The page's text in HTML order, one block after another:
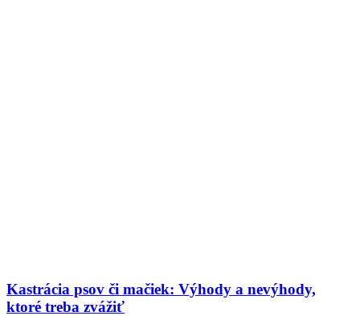
Kastrácia psov či mačiek: Výhody a nevýhody,
ktoré treba zvážiť